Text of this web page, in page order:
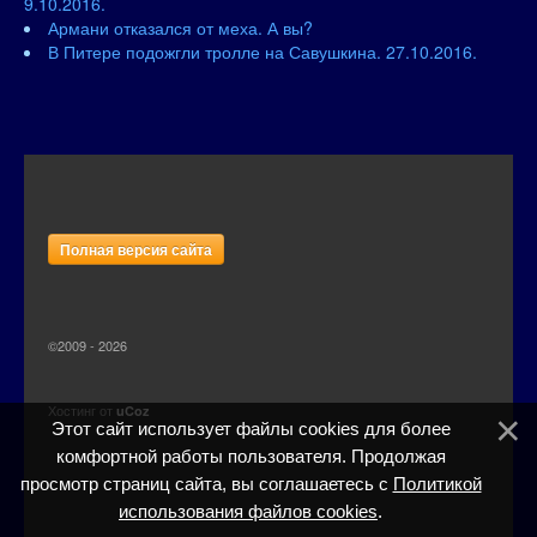
Армани отказался от меха. А вы?
В Питере подожгли тролле на Савушкина. 27.10.2016.
Полная версия сайта
©2009 - 2026
Хостинг от uCoz
Этот сайт использует файлы cookies для более
комфортной работы пользователя. Продолжая
просмотр страниц сайта, вы соглашаетесь с Политикой
использования файлов cookies.